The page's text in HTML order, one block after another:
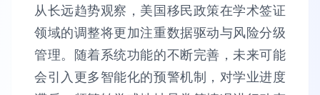
从长远趋势观察，美国移民政策在学术签证
领域的调整将更加注重数据驱动与风险分级
管理。随着系统功能的不断完善，未来可能
会引入更多智能化的预警机制，对学业进度